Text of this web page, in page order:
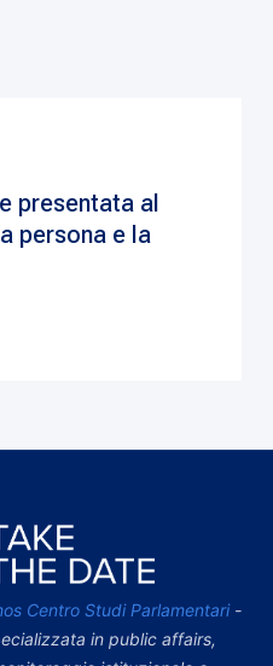
presentata al
persona e la
Centro Studi Parlamentari-
in public affairs,